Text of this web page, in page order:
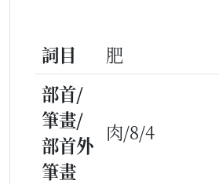
詞目
肥
部首/
筆畫/
部首外
筆畫
肉/8/4